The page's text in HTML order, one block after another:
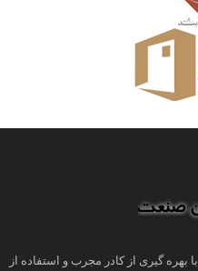
شرکت تولیدی آریان صنعت در سال 1376 با بهره گیری از کادر مجرب و استفاده از